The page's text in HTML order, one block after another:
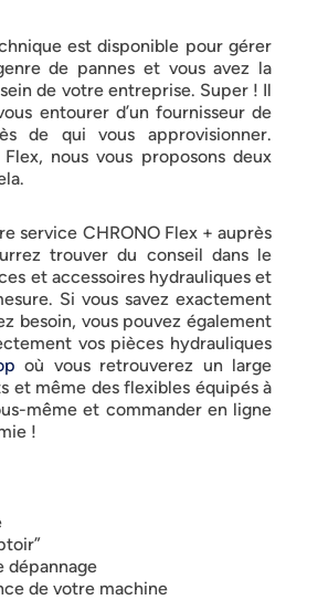
est disponible pour gérer
de pannes et vous avez la
de votre entreprise. Super ! Il
entourer d’un fournisseur de
de qui vous approvisionner.
nous vous proposons deux
service CHRONO Flex + auprès
trouver du conseil dans le
et accessoires hydrauliques et
Si vous savez exactement
besoin, vous pouvez également
vos pièces hydrauliques
où vous retrouverez un large
et même des flexibles équipés à
même et commander en ligne
!
dépannage
de votre machine